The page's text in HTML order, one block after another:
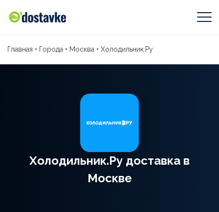
Главная • Города • Москва • Холодильник.Ру
Холодильник.Ру доставка в
Москве